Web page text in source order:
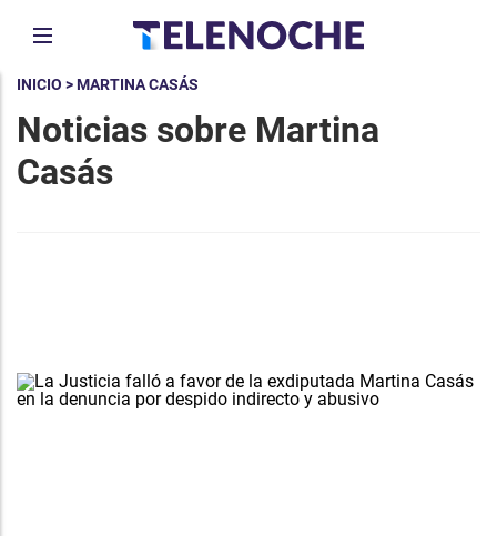
INICIO > MARTINA CASÁS
Noticias sobre Martina
Casás